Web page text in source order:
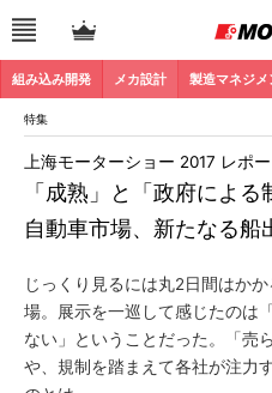
組み込み開発 メカ設計 製造マネジメ
特集
「成熟」と「政府によ
自動車市場、新たなる船
上海モーターショー 2017 レポー
じっくり見るには丸2日間はか
場。展示を一巡して感じたのは
ない」ということだった。「売
や、規制を踏まえて各社が注力